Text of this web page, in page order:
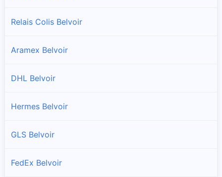
Relais Colis Belvoir
Aramex Belvoir
DHL Belvoir
Hermes Belvoir
GLS Belvoir
FedEx Belvoir